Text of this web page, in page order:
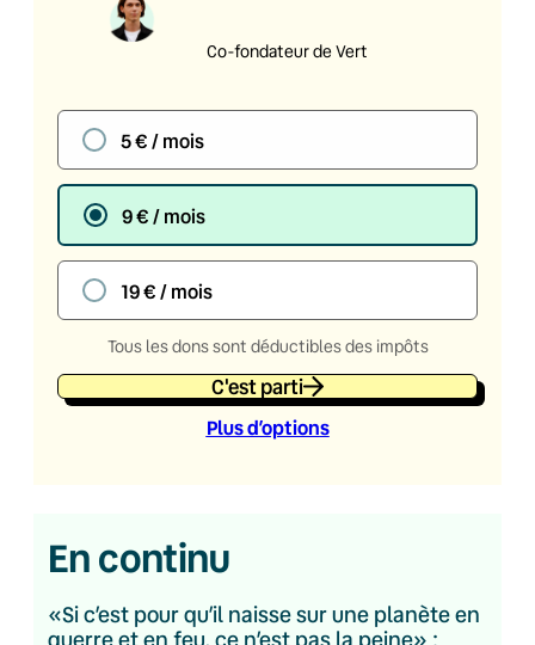
Co-fondateur de Vert
5 € / mois
9 € / mois
19 € / mois
Tous les dons sont déductibles des impôts
C'est parti
Plus d’options
En continu
«Si c’est pour qu’il naisse sur une planète en
guerre et en feu, ce n’est pas la peine» :